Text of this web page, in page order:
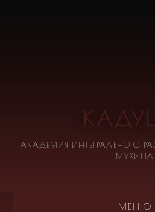
АКАДЕМИЯ ИНТЕГРАЛЬНОГО
МУХИНА
МЕНЮ